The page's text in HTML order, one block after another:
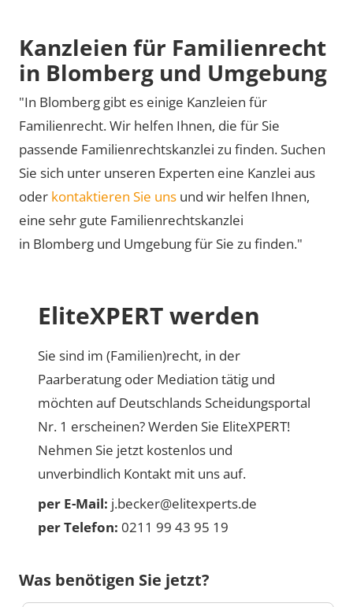
Kanzleien für Familienrecht
in Blomberg und Umgebung
"In Blomberg gibt es einige Kanzleien für
Familienrecht. Wir helfen Ihnen, die für Sie
passende Familienrechtskanzlei zu finden. Suchen
Sie sich unter unseren Experten eine Kanzlei aus
oder kontaktieren Sie uns und wir helfen Ihnen,
eine sehr gute Familienrechtskanzlei
in Blomberg und Umgebung für Sie zu finden."
EliteXPERT werden
Sie sind im (Familien)recht, in der
Paarberatung oder Mediation tätig und
möchten auf Deutschlands Scheidungsportal
Nr. 1 erscheinen? Werden Sie EliteXPERT!
Nehmen Sie jetzt kostenlos und
unverbindlich Kontakt mit uns auf.
per E-Mail: j.becker@elitexperts.de
per Telefon: 0211 99 43 95 19
Was benötigen Sie jetzt?